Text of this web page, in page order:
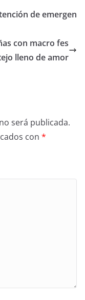
de emergen
con macro fes
lleno de amor
será publicada.
con *